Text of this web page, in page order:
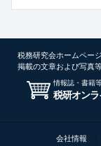
税務研究会ホームペー
掲載の文章および写真
情報誌・書籍
税研オン
会社情報